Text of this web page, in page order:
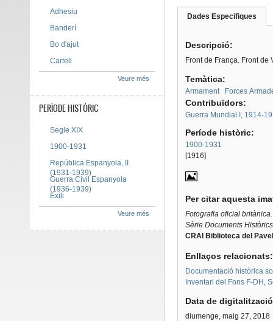
Dades Especifiques
Descripció:
Front de França. Front
Temàtica:
Armament Forces
Contribuïdors:
Guerra Mundial I, 1914-
Període històric:
1900-1931
[1916]
Per citar aquesta
Fotografia oficial
Sèrie Documents Històrics
CRAI Biblioteca del
Enllaços
Documentació històrica
Inventari del Fons F-DH,
Data de
diumenge, maig 27, 2018
Adhesiu
Banderí
Bo d'ajut
Cartell
Veure més
PERÍODE HISTÒRIC
Segle XIX
1900-1931
República Espanyola, II
(1931-1939)
Guerra Civil Espanyola
(1936-1939)
Exili
Veure més